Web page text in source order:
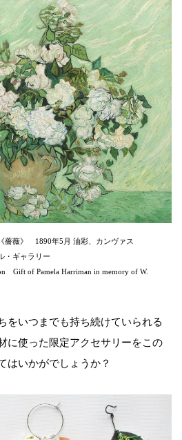
薔薇》 1890年5月 油彩、カンヴァス
・ギャラリー
Gift of Pamela Harriman in memory of W.
をいつまでも持ち続けていられる
に使った限定アクセサリーをこの
はいかがでしょうか？